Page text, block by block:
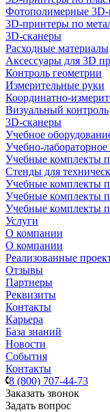
Фотополимерные
3D-принтеры по
3D-сканеры
Расходные материалы
Аксессуары для 3D
Контроль геометрии
Измерительные руки
Координатно-
Визуальный контроль
3D-сканеры
Учебное
Учебно-
Учебные комплекты
Стенды для
Учебные комплекты
Учебные комплекты
Учебные комплекты
Услуги
О компании
О компании
Реализованные
Отзывы
Партнеры
Реквизиты
Контакты
Карьера
База знаний
Новости
События
Контакты
8 (800) 707-44-73
Заказать звонок
Задать вопрос